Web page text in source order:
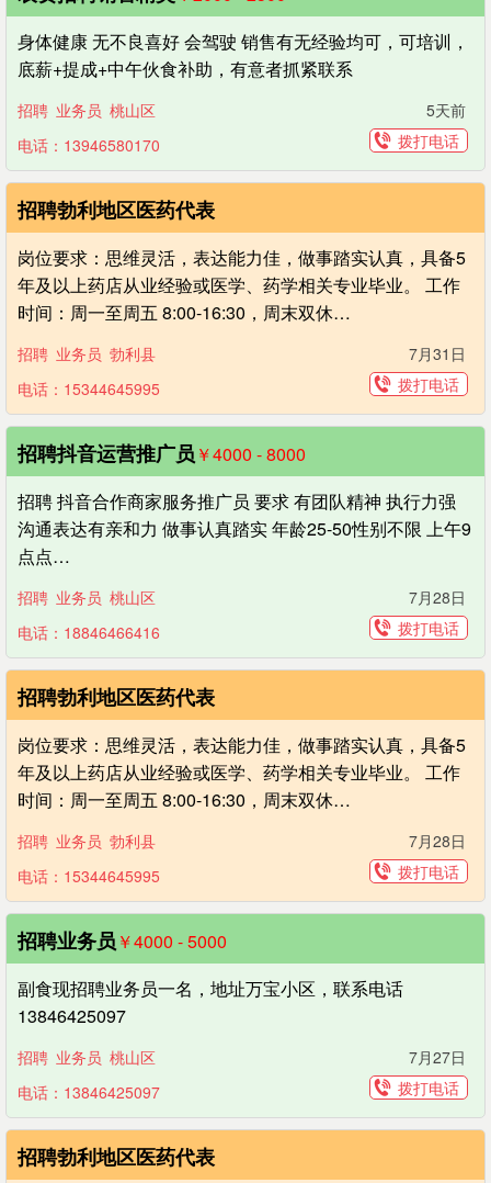
身体健康 无不良喜好 会驾驶 销售有无经验均可，可培训，
底薪+提成+中午伙食补助，有意者抓紧联系
招聘 业务员 桃山区
5天前
电话：13946580170
拨打电话
招聘勃利地区医药代表
岗位要求：思维灵活，表达能力佳，做事踏实认真，具备5
年及以上药店从业经验或医学、药学相关专业毕业。 工作
时间：周一至周五 8:00-16:30，周末双休…
招聘 业务员 勃利县
7月31日
电话：15344645995
拨打电话
招聘抖音运营推广员 ￥4000 - 8000
招聘 抖音合作商家服务推广员 要求 有团队精神 执行力强
沟通表达有亲和力 做事认真踏实 年龄25-50性别不限 上午9
点点…
招聘 业务员 桃山区
7月28日
电话：18846466416
拨打电话
招聘勃利地区医药代表
岗位要求：思维灵活，表达能力佳，做事踏实认真，具备5
年及以上药店从业经验或医学、药学相关专业毕业。 工作
时间：周一至周五 8:00-16:30，周末双休…
招聘 业务员 勃利县
7月28日
电话：15344645995
拨打电话
招聘业务员 ￥4000 - 5000
副食现招聘业务员一名，地址万宝小区，联系电话
13846425097
招聘 业务员 桃山区
7月27日
电话：13846425097
拨打电话
招聘勃利地区医药代表